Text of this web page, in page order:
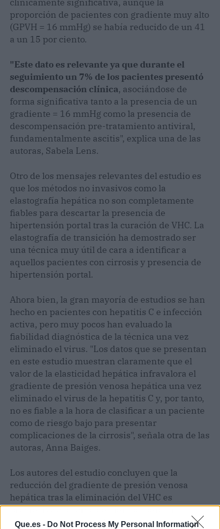
Que.es - Do Not Process My Personal Information
proporción de pacientes con gradiente muy alto
(GPVH = 16 mmHg) se había reducido de un 41
a un 15 por ciento.
"Este dato es relevante ya que durante el
seguimiento un 7% de los pacientes presentó
descompensación clínica, asociándose de
forma significativa tanto a la presencia de un
gradiente = 16 mmHg como la presencia de
descompensación pre-tratamiento antiviral,
fundamentalmente ascitis", explica una de las
autoras, Sabela Lens.
Otro de los mensajes relevantes del estudio es
que los métodos no invasivos como la
elastografía hepática no son completamente
fiables para descartar la presencia de
hipertensión portal tras la curación de VHC. La
elastografía de transición ha demostrado ser
una técnica muy útil de cara a identificar a
aquellos pacientes con cirrosis y presencia de
hipertensión portal.
Ahora bien, la gran mayoría de estudios se han
hecho en pacientes con hepatitis C e infección
activa, pero muy pocos han evaluado la
fiabilidad diagnóstica de la técnica una vez
eliminado el virus. "Los datos que se presentan
en este estudio muestran claramente que el
valor de la elasticidad hepática infravalora el
gradiente de presión venosa hepática una vez
eliminado el virus de la hepatitis C y, por tanto,
no es fiable a la hora de clasificar a un paciente
como de riesgo bajo para presentar
complicaciones de la cirrosis", señala otra de las
autoras, Anna Baiges.
Los autores del estudio concluyen que la
reducción del gradiente de presión venosa
hepática tras la eliminación del VHC es
progresiva a lo largo del tiempo, pero un
porcentaje no despreciable de pacientes